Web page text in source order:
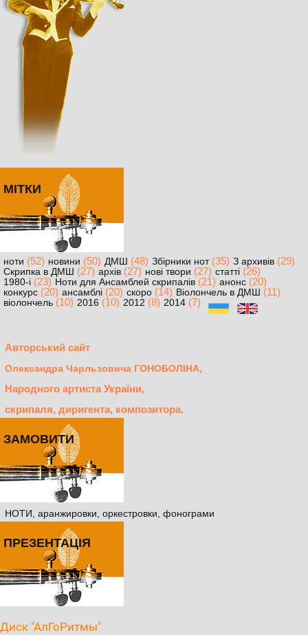
МІТКИ
ноти (52) новини (50) ДМШ (48) Збірники нот(35) З архивів (29)
Скрипка в ДМШ (27) архів (27) нові твори (27) статті (26)
1980-і (23) Ноти для Ансамблей скрипалів (21) анонс (20)
конкурс (20) ансамблі (20) скоро (14) Віолончель в ДМШ (11)
віолончель (10) 2016 (10) 2012 (8) 2014 (7)
Авторський сайт
Олександра Чарльзовича ГОНОБОЛІНА,
Народного артиста України,
скрипаля, диригента, композитора.
ЗАМОВИТИ
НОТИ, аранжировки, оркестровки, фонограми
ПРЕЗЕНТАЦІЯ
Диск "АлГоРитмы"